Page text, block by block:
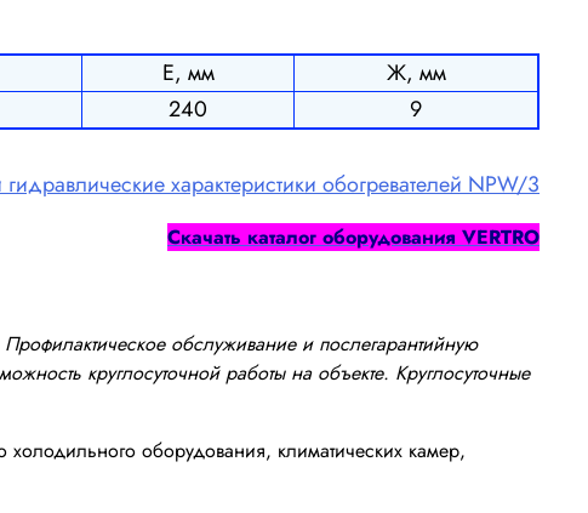
Е, мм
Ж, мм
240 9
характеристики обогревателей NPW/3
Cкачать каталог оборудования VERTRO
обслуживание и послегарантийную
круглосуточной работы на объекте. Круглосуточные
оборудования, климатических камер,